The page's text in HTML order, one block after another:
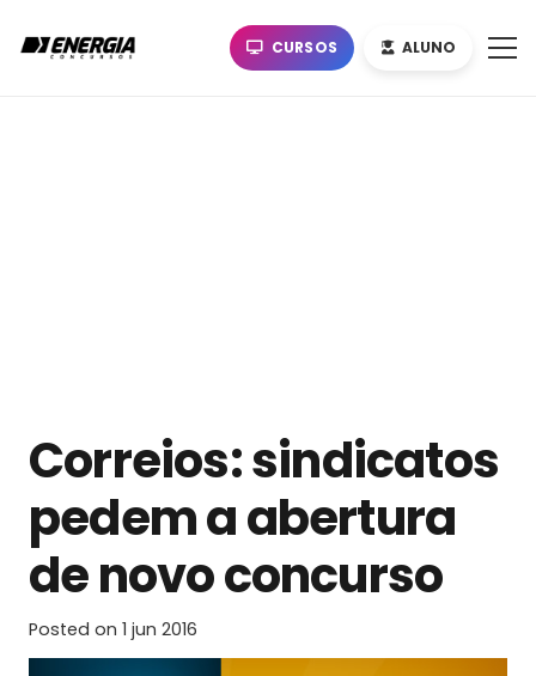
CURSOS ALUNO
Correios: sindicatos
pedem a abertura
de novo concurso
Posted on 1 jun 2016